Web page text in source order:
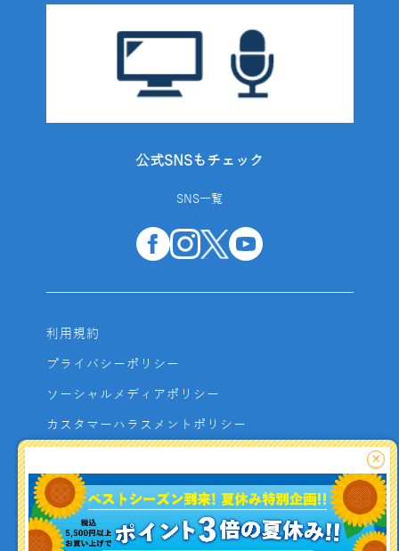
公式SNSもチェック
SNS一覧
利用規約
プライバシーポリシー
ソーシャルメディアポリシー
カスタマーハラスメントポリシー
よくあるご質問
お問い合わせ
利用者資金の保全方法
×